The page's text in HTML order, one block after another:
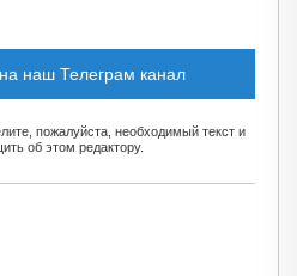
наш Телеграм канал
пожалуйста, необходимый текст и
об этом редактору.